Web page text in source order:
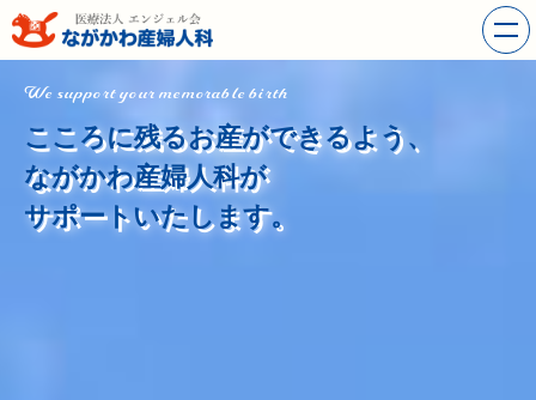
We support your memorable birth
こころに残るお産ができるよう、
ながかわ産婦人科が
サポートいたします。